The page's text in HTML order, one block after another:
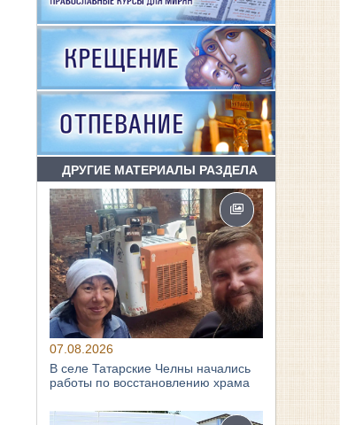
ДРУГИЕ МАТЕРИАЛЫ РАЗДЕЛА
07.08.2026
В селе Татарские Челны начались
работы по восстановлению храма